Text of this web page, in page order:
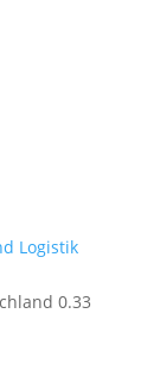
Logistik
0.33